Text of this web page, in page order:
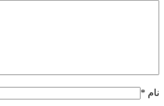
نام *